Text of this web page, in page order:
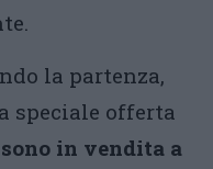
la partenza,
speciale offerta
in vendita a